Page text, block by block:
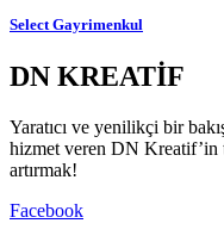
Select Gayrimenkul
DN KREATİF
Yaratıcı ve yenilikçi bir
hizmet veren DN Kreatif’in
artırmak!
Facebook